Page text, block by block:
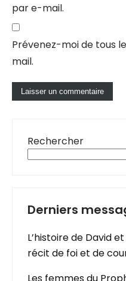
par e-mail.
Prévenez-moi de tous
mail.
Rechercher
Derniers
L’histoire de David
récit de foi et de